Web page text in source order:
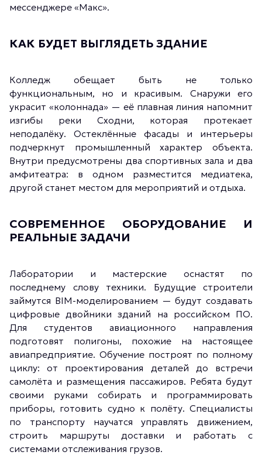
мессенджере «Макс».
КАК БУДЕТ ВЫГЛЯДЕТЬ ЗДАНИЕ
Колледж обещает быть не только
функциональным, но и красивым. Снаружи его
украсит «колоннада» — её плавная линия напомнит
изгибы реки Сходни, которая протекает
неподалёку. Остеклённые фасады и интерьеры
подчеркнут промышленный характер объекта.
Внутри предусмотрены два спортивных зала и два
амфитеатра: в одном разместится медиатека,
другой станет местом для мероприятий и отдыха.
СОВРЕМЕННОЕ ОБОРУДОВАНИЕ И
РЕАЛЬНЫЕ ЗАДАЧИ
Лаборатории и мастерские оснастят по
последнему слову техники. Будущие строители
займутся BIM-моделированием — будут создавать
цифровые двойники зданий на российском ПО.
Для студентов авиационного направления
подготовят полигоны, похожие на настоящее
авиапредприятие. Обучение построят по полному
циклу: от проектирования деталей до встречи
самолёта и размещения пассажиров. Ребята будут
своими руками собирать и программировать
приборы, готовить судно к полёту. Специалисты
по транспорту научатся управлять движением,
строить маршруты доставки и работать с
системами отслеживания грузов.